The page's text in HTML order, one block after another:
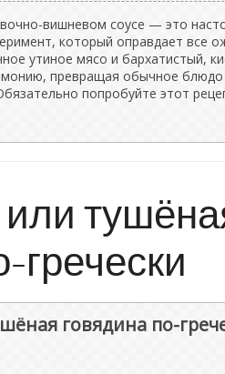
вишневом соусе — это
который оправдает все
утиное мясо и бархатистый,
превращая обычное
попробуйте этот
или
гречески
говядина по-